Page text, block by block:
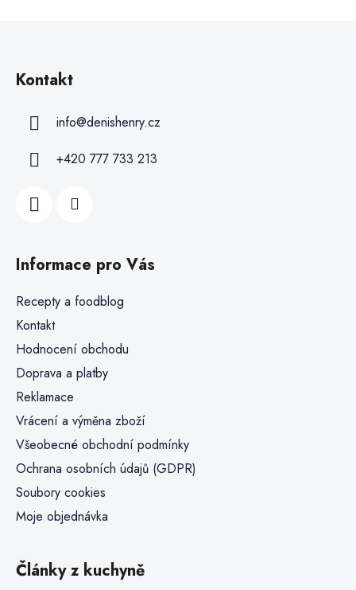
Kontakt
info@denishenry.cz
+420 777 733 213
Informace pro Vás
Recepty a foodblog
Kontakt
Hodnocení obchodu
Doprava a platby
Reklamace
Vrácení a výměna zboží
Všeobecné obchodní podmínky
Ochrana osobních údajů (GDPR)
Soubory cookies
Moje objednávka
Články z kuchyně